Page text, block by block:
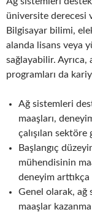
üniversite derecesi
Bilgisayar bilimi,
alanda lisans veya
sağlayabilir.
programları da
Ağ sistemleri
maaşları,
çalışılan
Başlangıç
mühendisinin
deneyim arttıkça
Genel olarak, ağ
maaşlar